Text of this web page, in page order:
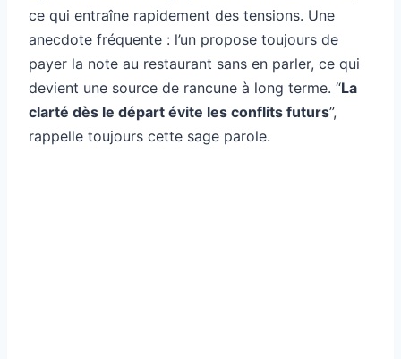
ce qui entraîne rapidement des tensions. Une
anecdote fréquente : l’un propose toujours de
payer la note au restaurant sans en parler, ce qui
devient une source de rancune à long terme. “La
clarté dès le départ évite les conflits futurs”,
rappelle toujours cette sage parole.